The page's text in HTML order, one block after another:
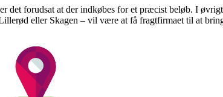
det forudsat at der indkøbes for et præcist beløb. I
eller Skagen – vil være at få fragtfirmaet til at